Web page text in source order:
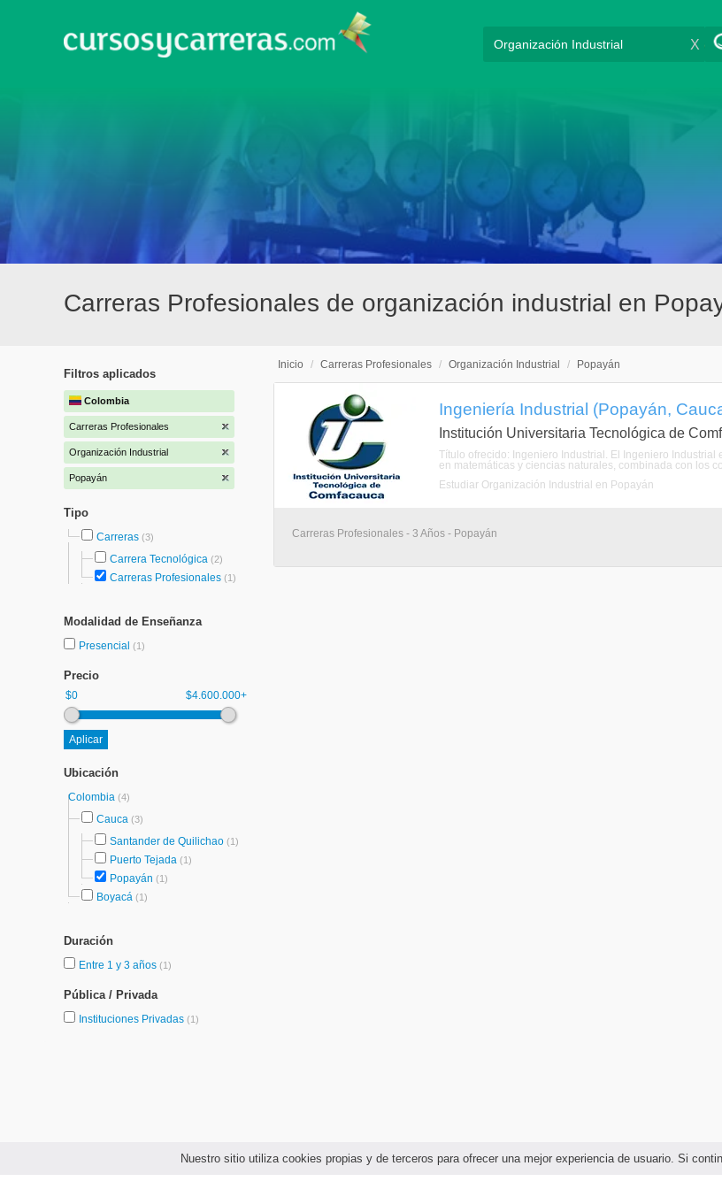
Nuestro sitio utiliza cookies propias y de terceros para ofrecer una mejor experiencia de usuario. Si
X
Carreras Profesionales de organización industrial en
Filtros aplicados
Colombia
Carreras Profesionales
Organización Industrial
Popayán
Tipo
Carreras (3)
Carrera Tecnológica (2)
Carreras Profesionales (1)
Modalidad de Enseñanza
Presencial (1)
Precio
$0 $4.600.000+
Ubicación
Colombia (4)
Cauca (3)
Santander de Quilichao (1)
Puerto Tejada (1)
Popayán (1)
Boyacá (1)
Duración
Entre 1 y 3 años (1)
Pública / Privada
Instituciones Privadas (1)
Inicio / Carreras Profesionales / Organización Industrial / Popayán
Ingeniería Industrial (Popayán,
Institución Universitaria Tecnológica de
Título ofrecido: Ingeniero Industrial. El Ingeniero
en matemáticas y ciencias naturales, combinada con los
Estudiar Organización Industrial en Popayán
Carreras Profesionales - 3 Años - Popayán